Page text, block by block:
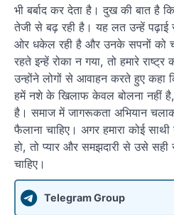
भी बर्बाद कर देता है। दुख की बात
तेजी से बढ़ रही है। यह लत उन्हें पढ़ाई
ओर धकेल रही है और उनके सपनों को
रहते इन्हें रोका न गया, तो हमारे
उन्होंने लोगों से आवाहन करते हुए कहा
हमें नशे के खिलाफ केवल बोलना नहीं है,
है। समाज में जागरूकता अभियान
फैलाना चाहिए। अगर हमारा कोई
हो, तो प्यार और समझदारी से उसे सही
चाहिए।
Telegram Group